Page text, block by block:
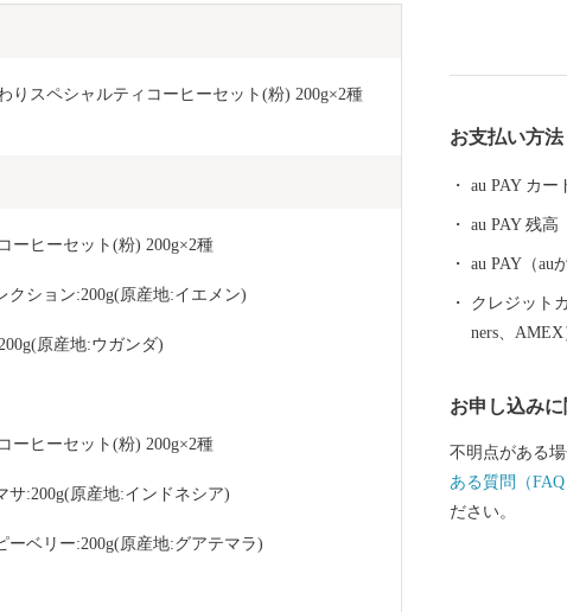
りスペシャルティコーヒーセット(粉) 200g×2種
ーヒーセット(粉) 200g×2種
ション:200g(原産地:イエメン)
原産地:ウガンダ)
ーヒーセット(粉) 200g×2種
:200g(原産地:インドネシア)
リー:200g(原産地:グアテマラ)
り、 尼崎城の
崎城が築かれ
崎城西三の丸
一部である 天
月、400年の
お支払い方法
au PAY カー
au PAY 残高
au PAY（au
クレジット
ners、AMEX
お申し込み
不明点がある
ある質問（FAQ
ださい。